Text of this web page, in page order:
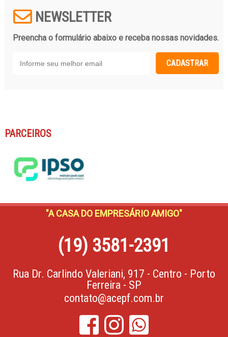
NEWSLETTER
Preencha o formulário abaixo e receba nossas novidades.
CADASTRAR
PARCEIROS
"A CASA DO EMPRESÁRIO AMIGO"
(19) 3581-2391
Rua Dr. Carlindo Valeriani, 917 - Centro - Porto
Ferreira - SP
contato@acepf.com.br